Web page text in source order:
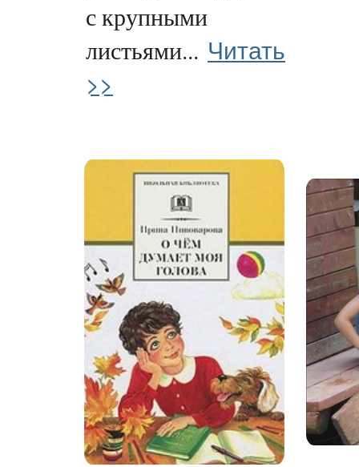
с крупными
листьями... Читать
>>